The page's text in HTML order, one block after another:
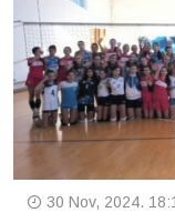
30 Nov, 2024.